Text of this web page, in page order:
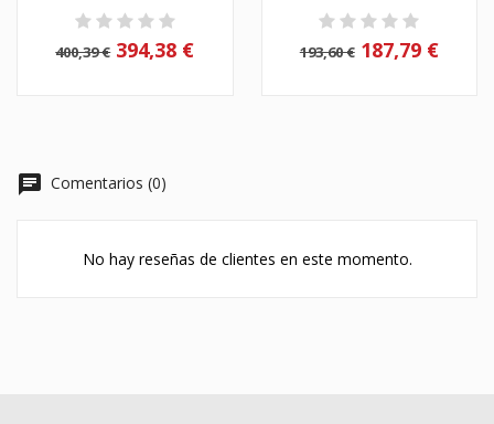
400,39 € 394,38 € 193,60 € 187,79 €
chat Comentarios (0)
No hay reseñas de clientes en este momento.